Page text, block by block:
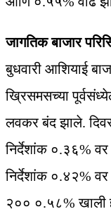
जागतिक बाजार
बुधवारी आशियाई
ख्रिसमसच्या
लवकर बंद झाले.
निर्देशांक ०.३६% वर
निर्देशांक ०.४२%
२०० ०.५८% खाली